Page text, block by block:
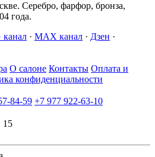
Серебро, фарфор, бронза,
года.
канал · MAX канал · Дзен ·
О салоне Контакты Оплата и
конфиденциальности
84-59 +7 977 922-63-10
15